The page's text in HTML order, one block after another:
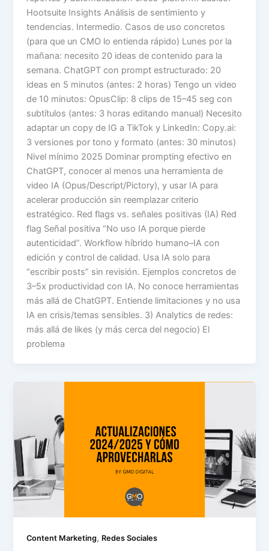
Hootsuite Insights Análisis de sentimiento y
tendencias. Intermedio. Casos de uso concretos
(para que un CMO lo entienda rápido) Lunes por la
mañana: necesito 20 ideas de contenido para la
semana. ChatGPT con prompt estructurado: 20
ideas en 5 minutos (antes: 2 horas) Tengo un video
de 10 minutos: OpusClip: 8 clips de 15–45 seg con
subtítulos (antes: 3 horas editando manual) Necesito
adaptar un copy de IG a TikTok y LinkedIn: Copy.ai:
3 versiones por tono y formato (antes: 30 minutos)
Nivel mínimo 2025 Dominar prompting efectivo en
ChatGPT, conocer al menos una herramienta de
video IA (Opus/Descript/Pictory), y usar IA para
acelerar producción sin reemplazar criterio
estratégico. Red flags vs. señales positivas (IA) Red
flag Señal positiva “No uso IA porque pierde
autenticidad”. Workflow híbrido humano–IA con
edición y control de calidad. Usa IA solo para
“escribir posts” sin revisión. Ejemplos concretos de
3–5x productividad con IA. No conoce herramientas
más allá de ChatGPT. Entiende limitaciones y no usa
IA en crisis/temas sensibles. 3) Analytics de redes:
más allá de likes (y más cerca del negocio) El
problema
Content Marketing, Redes Sociales